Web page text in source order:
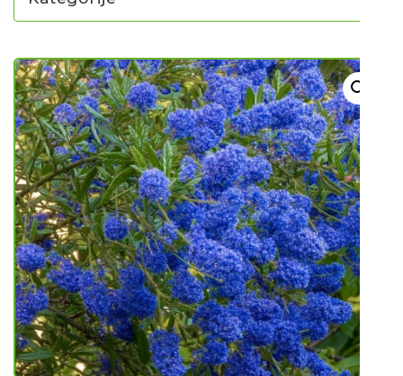
SADNICE
UKRASNO BILJE I TRAJNICE
GRMOVI/DRVEĆE
HIT SEZONE*** VRTNI SLJEZOVI
UKRASNE TRAVE
HORTENZIJE
LJEKOVITO I ZAČINSKO
VOĆE / BOBIČASTO VOĆE
Sjeme
Sjeme povrća